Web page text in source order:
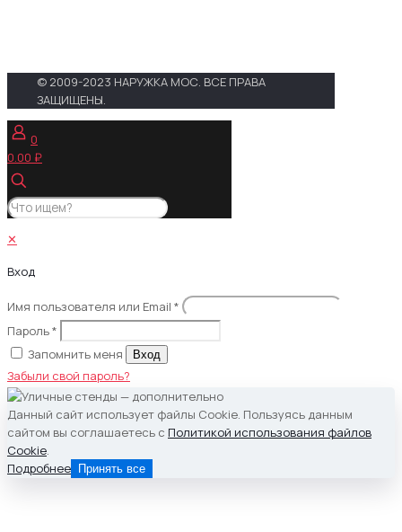
© 2009-2023 НАРУЖКА МОС. ВСЕ ПРАВА
ЗАЩИЩЕНЫ.
0
0.00 ₽
✕
Вход
Имя пользователя или Email *
Пароль*
Запомнить меня
Вход
Забыли свой пароль?
Данный сайт использует файлы Cookie. Пользуясь данным
сайтом вы соглашаетесь с Политикой использования файлов
Cookie.
Подробнее
Принять все